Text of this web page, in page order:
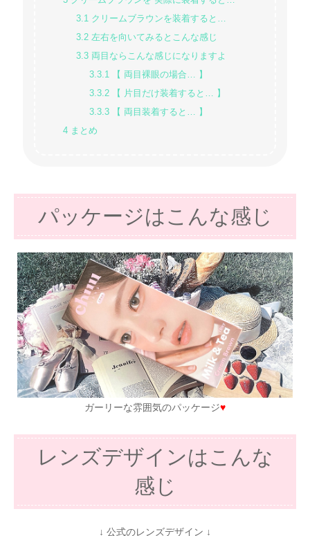
3.1 クリームブラウンを装着すると…
3.2左右を向いてみるとこんな感じ
3.3両目ならこんな感じになりますよ
3.3.1
【 両目裸眼の場合… 】
3.3.2【 片目だけ装着すると… 】
3.3.3【 両目装着すると… 】
4 まとめ
パッケージはこんな感じ
ガーリーな雰囲気のパッケージ♥
レンズデザインはこんな
感じ
↓ 公式のレンズデザイン ↓